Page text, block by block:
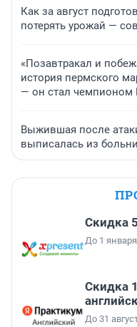
Как за август
потерять урожай —
«Позавтракал и
история пермского
— он стал чемпионом
Выжившая после
выписалась из
Скидка
До 1
Скидка
До 31